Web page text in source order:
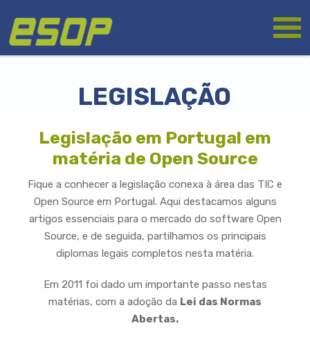
conteúdo
principal
LEGISLAÇÃO
Legislação em Portugal em
matéria de Open Source
Fique a conhecer a legislação conexa à área das TIC e
Open Source em Portugal. Aqui destacamos alguns
artigos essenciais para o mercado do software Open
Source, e de seguida, partilhamos os principais
diplomas legais completos nesta matéria.
Em 2011 foi dado um importante passo nestas
matérias, com a adoção da Lei das Normas
Abertas.